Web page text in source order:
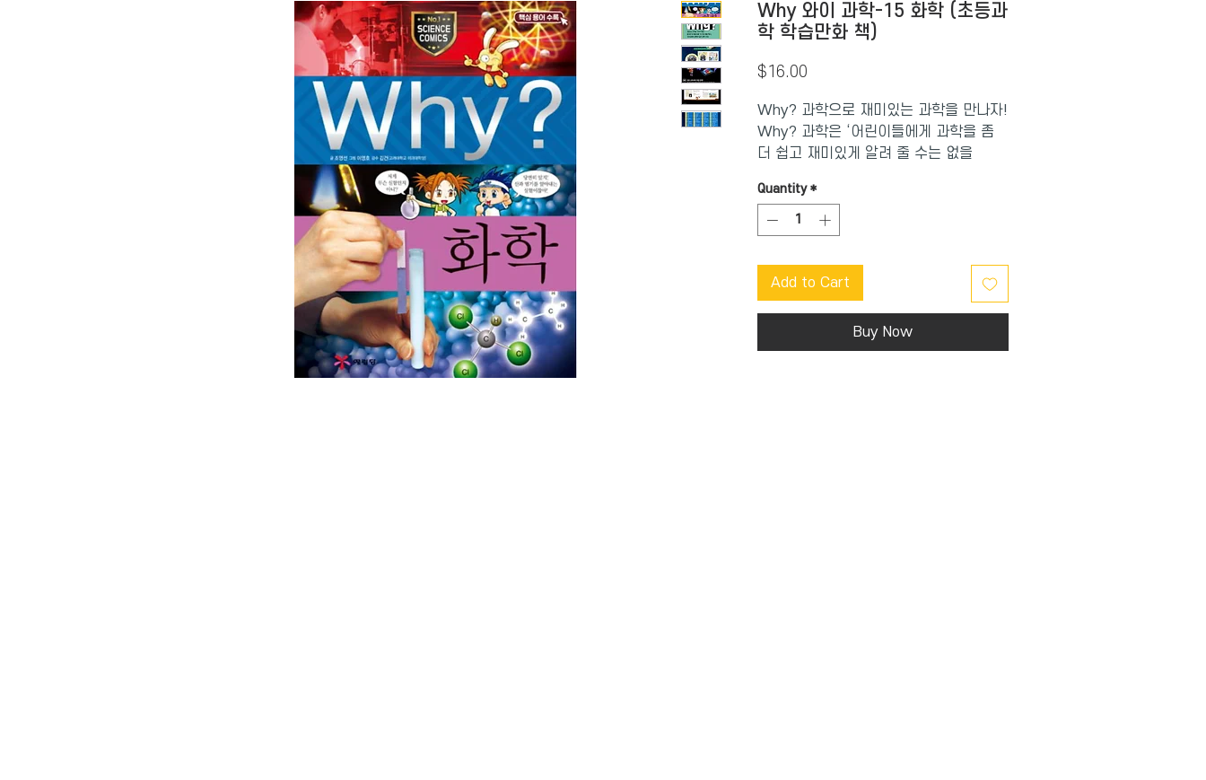
Why 와이 과학-15 화학 (초등과
학 학습만화 책)
$16.00Price
Why? 과학으로 재미있는 과학을 만나자!
Why? 과학은 ‘어린이들에게 과학을 좀
더 쉽고 재미있게 알려 줄 수는 없을
계된 학습 내용을 중심으로, 기초 과학에
서 자연 과학, 응용과학에 이르기까지 방
대한 과학 지식을 쉽고 재미있는 만화로
풀어냈다.
Quantity *
Add to Cart
Buy Now